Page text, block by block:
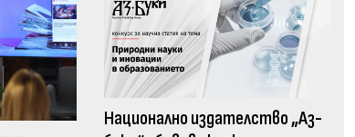
Национално издателство „Аз-